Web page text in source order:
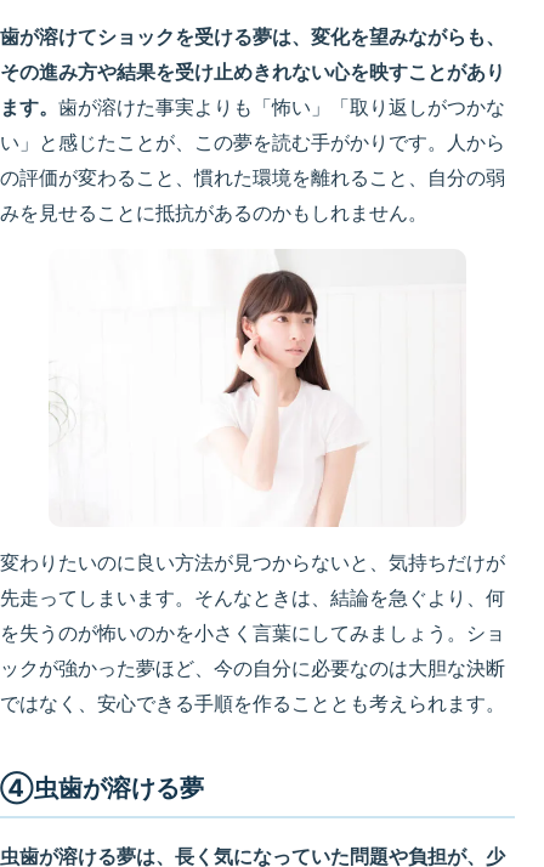
歯が溶けてショックを受ける夢は、変化を望みながらも、
その進み方や結果を受け止めきれない心を映すことがあり
ます。 歯が溶けた事実よりも「怖い」「取り返しがつかな
い」と感じたことが、この夢を読む手がかりです。人から
の評価が変わること、慣れた環境を離れること、自分の弱
みを見せることに抵抗があるのかもしれません。
変わりたいのに良い方法が見つからないと、気持ちだけが
先走ってしまいます。そんなときは、結論を急ぐより、何
を失うのが怖いのかを小さく言葉にしてみましょう。ショ
ックが強かった夢ほど、今の自分に必要なのは大胆な決断
ではなく、安心できる手順を作ることとも考えられます。
④虫歯が溶ける夢
虫歯が溶ける夢は、長く気になっていた問題や負担が、少